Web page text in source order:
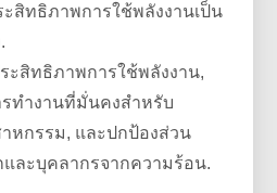
สิทธิภาพการใช้พลังงานเป็น
ะสิทธิภาพการใช้พลังงาน,
ทำงานที่มั่นคงสำหรับ
หกรรม, และปกป้องส่วน
ละบุคลากรจากความร้อน.